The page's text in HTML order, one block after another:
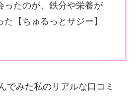
ったのが、鉄分や栄養が
た【ちゅるっとサジー】
でみた私のリアルな口コミ